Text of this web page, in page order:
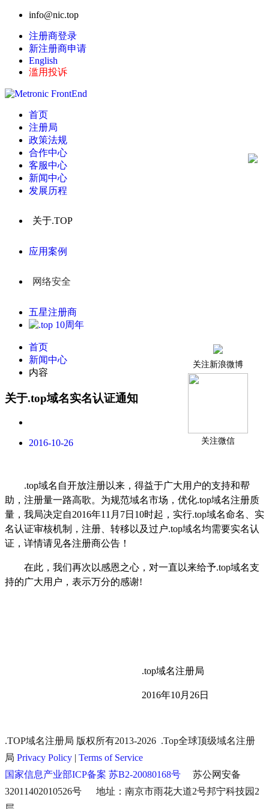
info@nic.top
注册商登录
新注册商申请
English
滥用投诉
首页
注册局
政策法规
合作中心
客服中心
新闻中心
发展历程
关于.TOP
应用案例
网络安全
五星注册商
关注新浪微博
关注微信
首页
新闻中心
内容
关于.top域名实名认证通知
2016-10-26
.top域名自开放注册以来，得益于广大用户的支持和帮
助，注册量一路高歌。为规范域名市场，优化.top域名注册质
量，我局决定自2016年11月 7日 10时起，实行.top域名命名、实
名认证审核机制，注册、转移以及过户.top域名均需要实名认
证，详情请见各注册商公告！
在此，我们再次以感恩之心，对一直以来给予.top域名支
持的广大用户，表示万分的感谢!
.top域名注册局
2016年10月 26日
.TOP域名注册局 版权所有2013-2026 .Top全球顶级域名注册
局 Privacy Policy | Terms of Service
国家信息产业部ICP备案 苏B2-20080168号 苏公网安备
32011402010526号 地址：南京市雨花大道2号邦宁科技园2